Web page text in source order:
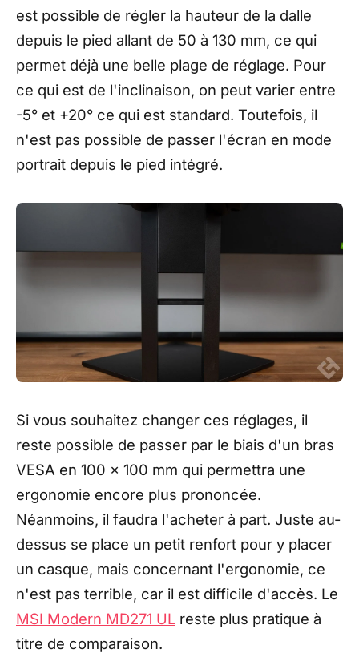
est possible de régler la hauteur de la dalle
depuis le pied allant de 50 à 130 mm, ce qui
permet déjà une belle plage de réglage. Pour
ce qui est de l'inclinaison, on peut varier entre
-5° et +20° ce qui est standard. Toutefois, il
n'est pas possible de passer l'écran en mode
portrait depuis le pied intégré.
Si vous souhaitez changer ces réglages, il
reste possible de passer par le biais d'un bras
VESA en 100 x 100 mm qui permettra une
ergonomie encore plus prononcée.
Néanmoins, il faudra l'acheter à part. Juste au-
dessus se place un petit renfort pour y placer
un casque, mais concernant l'ergonomie, ce
n'est pas terrible, car il est difficile d'accès. Le
MSI Modern MD271 UL reste plus pratique à
titre de comparaison.